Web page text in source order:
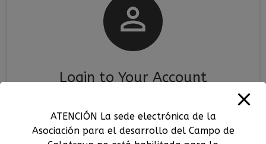

Login to Your Account
ATENCIÓN La sede electrónica de la
Asociación para el desarrollo del Campo de